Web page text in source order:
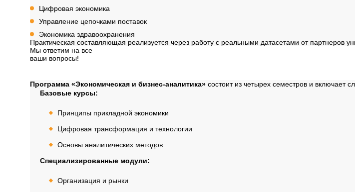
Цифровая экономика
Управление цепочками поставок
Экономика здравоохранения
Практическая составляющая реализуется через работу с реальными датасетами от партнеров
Мы ответим на все
ваши вопросы!
Программа «Экономическая и бизнес-аналитика»состоит из четырех семестров и включает
Базовые курсы:
Принципы прикладной экономики
Цифровая трансформация и технологии
Основы аналитических методов
Специализированные модули:
Организация и рынки